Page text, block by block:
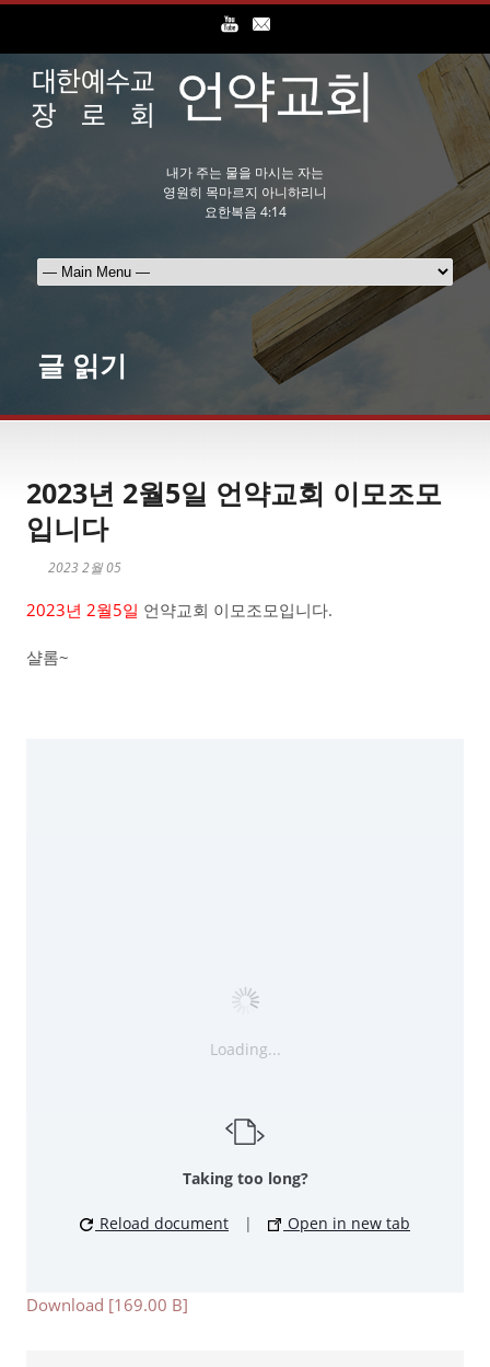
내가 주는 물을 마시는 자는
영원히 목마르지 아니하리니
요한복음 4:14
글 읽기
2023년 2월5일 언약교회 이모조모
입니다
2023 2월 05
2023년 2월5일 언약교회 이모조모입니다.
샬롬~
Loading...
Taking too long?
Reload document | Open in new tab
Download [169.00 B]